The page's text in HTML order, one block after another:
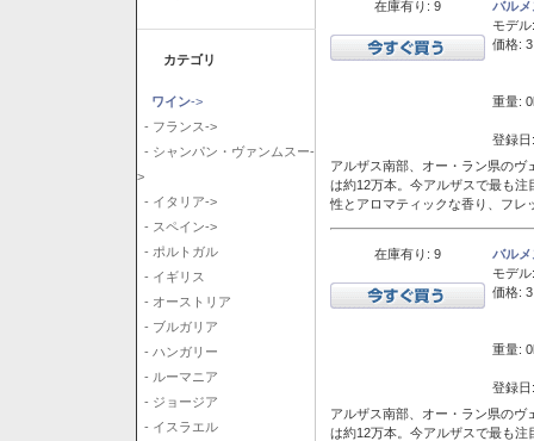
カテゴリ
ワイン->
- フランス->
- シャンパン・ヴァンムスー-
>
- イタリア->
- スペイン->
- ポルトガル
- イギリス
- オーストリア
- ブルガリア
- ハンガリー
- ルーマニア
- ジョージア
- イスラエル
在庫有り: 9
バル
モデル:
価格:
重量:
登録
アルザス南部、オー・ラン県の
は約12万本。今アルザスで最も
性とアロマティックな香り、フレ
在庫有り: 9
バル
モデル:
価格:
重量:
登録
アルザス南部、オー・ラン県の
は約12万本。今アルザスで最も